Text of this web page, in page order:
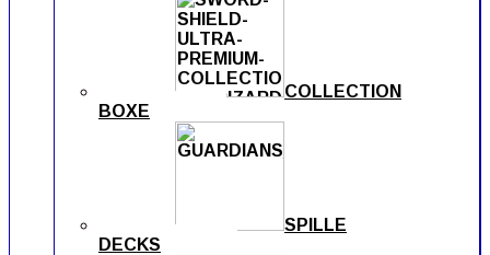
COLLECTION
BOXE
SPILLE
DECKS